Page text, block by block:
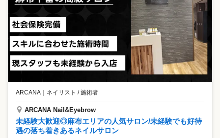
ARCANA ネイリスト / 施術者
ARCANA Nail&Eyebrow
未経験大歓迎◎麻布エリアの人気サロン/未経験でも好待
遇の落ち着きあるネイルサロン